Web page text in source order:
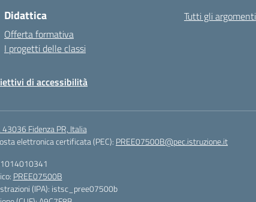
Didattica
Offerta formativa
I progetti delle classi
Tutti gli argomenti
di accessibilità
43036 Fidenza PR, Italia
elettronica certificata (PEC): PREE07500B@pec.istruzione.it
PREE07500B
(IPA): istsc_pree07500b